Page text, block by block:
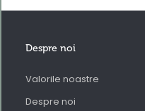
Despre noi
Valorile noastre
Despre noi